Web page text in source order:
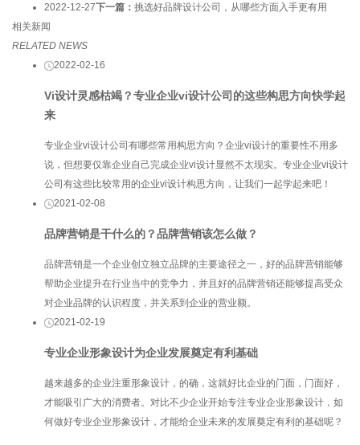
2022-12-27下一篇： 挑选好品牌设计公司，从哪些方面入手更有用
相关新闻
RELATED NEWS
2022-02-16
Vi设计灵感枯竭？专业企业vi设计公司的这些构思方向快学起
来
专业企业vi设计公司有哪些常用构思方向？企业vi设计的重要性不用多
说，但想要仅靠企业自己完成企业vi设计显然不太现实。专业企业vi设计
公司有这些比较常用的企业vi设计构思方向，让我们一起学起来吧！
2021-02-08
品牌营销是干什么的？品牌营销该怎么做？
品牌营销是一个企业创立独立品牌的主要途径之一，好的品牌营销能够
帮助企业提升在行业当中的竞争力，并且好的品牌营销还能够提高受众
对企业品牌的认识程度，并关系到企业的营业额。
2021-02-19
专业企业形象设计为企业发展奠定有利基础
越来越多的企业注重形象设计，的确，这就好比企业的门面，门面好，
才能吸引广大的消费者。对比不少企业开始专注专业企业形象设计，如
何做好专业企业形象设计，才能给企业未来的发展奠定有利的基础呢？